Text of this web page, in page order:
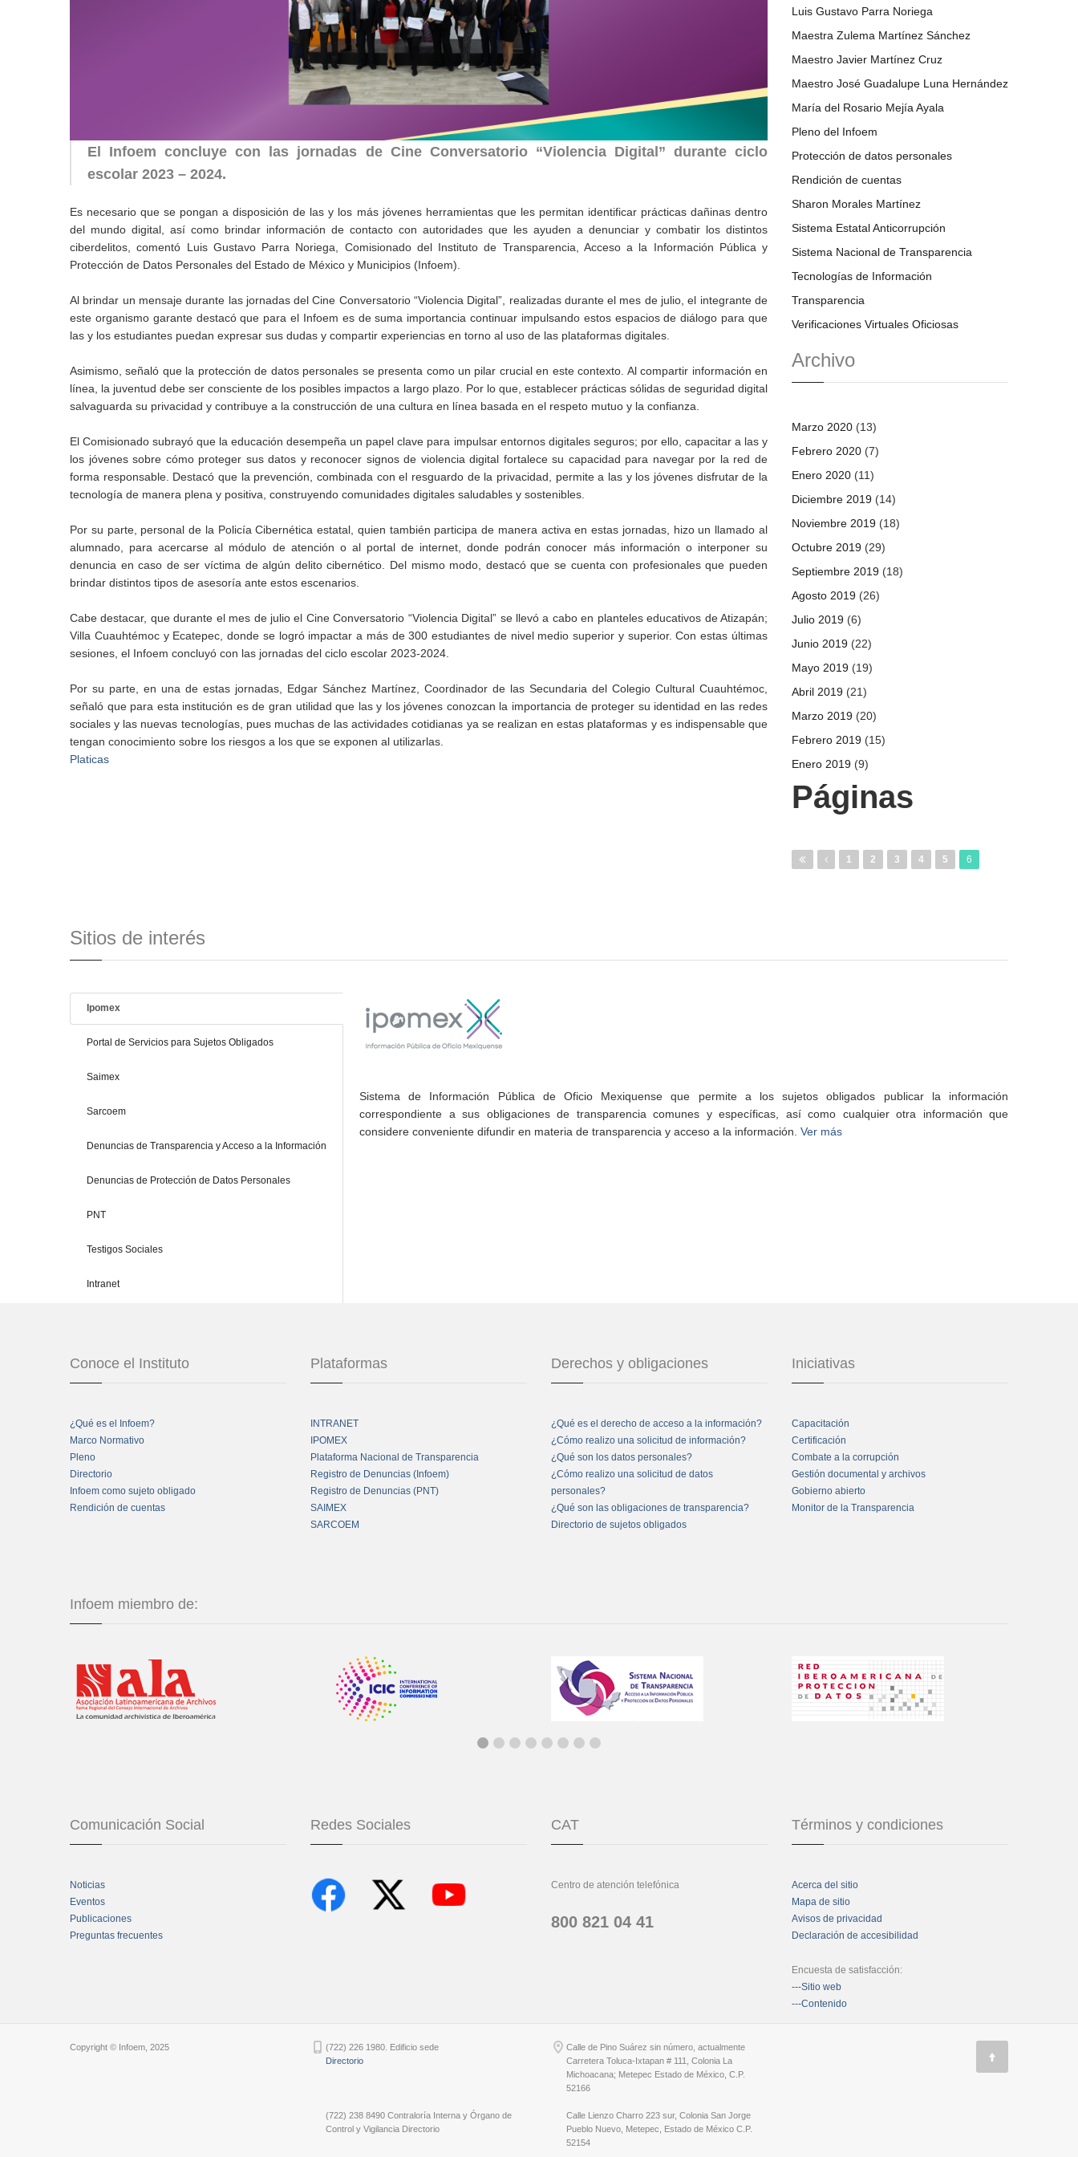
El Infoem concluye con las jornadas de Cine Conversatorio “Violencia Digital” durante ciclo
escolar 2023 – 2024.
Es necesario que se pongan a disposición de las y los más jóvenes herramientas que les permitan identificar prácticas dañinas dentro
del mundo digital, así como brindar información de contacto con autoridades que les ayuden a denunciar y combatir los distintos
ciberdelitos, comentó Luis Gustavo Parra Noriega, Comisionado del Instituto de Transparencia, Acceso a la Información Pública y
Protección de Datos Personales del Estado de México y Municipios (Infoem).
Al brindar un mensaje durante las jornadas del Cine Conversatorio “Violencia Digital”, realizadas durante el mes de julio, el integrante de
este organismo garante destacó que para el Infoem es de suma importancia continuar impulsando estos espacios de diálogo para que
las y los estudiantes puedan expresar sus dudas y compartir experiencias en torno al uso de las plataformas digitales.
Asimismo, señaló que la protección de datos personales se presenta como un pilar crucial en este contexto. Al compartir información en
línea, la juventud debe ser consciente de los posibles impactos a largo plazo. Por lo que, establecer prácticas sólidas de seguridad digital
salvaguarda su privacidad y contribuye a la construcción de una cultura en línea basada en el respeto mutuo y la confianza.
El Comisionado subrayó que la educación desempeña un papel clave para impulsar entornos digitales seguros; por ello, capacitar a las y
los jóvenes sobre cómo proteger sus datos y reconocer signos de violencia digital fortalece su capacidad para navegar por la red de
forma responsable. Destacó que la prevención, combinada con el resguardo de la privacidad, permite a las y los jóvenes disfrutar de la
tecnología de manera plena y positiva, construyendo comunidades digitales saludables y sostenibles.
Por su parte, personal de la Policía Cibernética estatal, quien también participa de manera activa en estas jornadas, hizo un llamado al
alumnado, para acercarse al módulo de atención o al portal de internet, donde podrán conocer más información o interponer su
denuncia en caso de ser víctima de algún delito cibernético. Del mismo modo, destacó que se cuenta con profesionales que pueden
brindar distintos tipos de asesoría ante estos escenarios.
Cabe destacar, que durante el mes de julio el Cine Conversatorio “Violencia Digital” se llevó a cabo en planteles educativos de Atizapán;
Villa Cuauhtémoc y Ecatepec, donde se logró impactar a más de 300 estudiantes de nivel medio superior y superior. Con estas últimas
sesiones, el Infoem concluyó con las jornadas del ciclo escolar 2023-2024.
Por su parte, en una de estas jornadas, Edgar Sánchez Martínez, Coordinador de las Secundaria del Colegio Cultural Cuauhtémoc,
señaló que para esta institución es de gran utilidad que las y los jóvenes conozcan la importancia de proteger su identidad en las redes
sociales y las nuevas tecnologías, pues muchas de las actividades cotidianas ya se realizan en estas plataformas y es indispensable que
tengan conocimiento sobre los riesgos a los que se exponen al utilizarlas.
Platicas
Luis Gustavo Parra Noriega
Maestra Zulema Martínez Sánchez
Maestro Javier Martínez Cruz
Maestro José Guadalupe Luna Hernández
María del Rosario Mejía Ayala
Pleno del Infoem
Protección de datos personales
Rendición de cuentas
Sharon Morales Martínez
Sistema Estatal Anticorrupción
Sistema Nacional de Transparencia
Tecnologías de Información
Transparencia
Verificaciones Virtuales Oficiosas
Archivo
Marzo 2020 (13)
Febrero 2020 (7)
Enero 2020 (11)
Diciembre 2019 (14)
Noviembre 2019 (18)
Octubre 2019 (29)
Septiembre 2019 (18)
Agosto 2019 (26)
Julio 2019 (6)
Junio 2019 (22)
Mayo 2019 (19)
Abril 2019 (21)
Marzo 2019 (20)
Febrero 2019 (15)
Enero 2019 (9)
Páginas
1 2 3 4 5 6
Sitios de interés
Ipomex
Portal de Servicios para Sujetos Obligados
Saimex
Sarcoem
Denuncias de Transparencia y Acceso a la Información
Denuncias de Protección de Datos Personales
PNT
Testigos Sociales
Intranet
Sistema de Información Pública de Oficio Mexiquense que permite a los sujetos obligados publicar la información
correspondiente a sus obligaciones de transparencia comunes y específicas, así como cualquier otra información que
considere conveniente difundir en materia de transparencia y acceso a la información. Ver más
Conoce el Instituto
¿Qué es el Infoem?
Marco Normativo
Pleno
Directorio
Infoem como sujeto obligado
Rendición de cuentas
Plataformas
INTRANET
IPOMEX
Plataforma Nacional de Transparencia
Registro de Denuncias (Infoem)
Registro de Denuncias (PNT)
SAIMEX
SARCOEM
Derechos y obligaciones
¿Qué es el derecho de acceso a la información?
¿Cómo realizo una solicitud de información?
¿Qué son los datos personales?
¿Cómo realizo una solicitud de datos
personales?
¿Qué son las obligaciones de transparencia?
Directorio de sujetos obligados
Iniciativas
Capacitación
Certificación
Combate a la corrupción
Gestión documental y archivos
Gobierno abierto
Monitor de la Transparencia
Infoem miembro de:
Comunicación Social
Noticias
Eventos
Publicaciones
Preguntas frecuentes
Redes Sociales CAT
Centro de atención telefónica
800 821 04 41
Términos y condiciones
Acerca del sitio
Mapa de sitio
Avisos de privacidad
Declaración de accesibilidad
Encuesta de satisfacción:
---Sitio web
---Contenido
Copyright © Infoem, 2025
(722) 226 1980. Edificio sede
Directorio
(722) 238 8490 Contraloría Interna y Órgano de
Control y Vigilancia Directorio
Calle de Pino Suárez sin número, actualmente
Carretera Toluca-Ixtapan # 111, Colonia La
Michoacana; Metepec Estado de México, C.P.
52166
Calle Lienzo Charro 223 sur, Colonia San Jorge
Pueblo Nuevo, Metepec, Estado de México C.P.
52154